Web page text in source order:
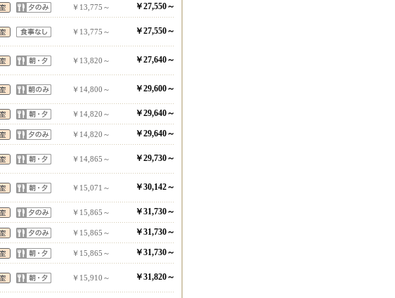
￥13,775～
￥27,550～
￥13,775～ ￥27,550～
￥13,820～ ￥27,640～
￥14,800～ ￥29,600～
￥14,820～ ￥29,640～
￥14,820～
￥29,640～
￥14,865～ ￥29,730～
￥15,071～ ￥30,142～
￥15,865～ ￥31,730～
￥15,865～ ￥31,730～
￥15,865～
￥31,730～
￥15,910～ ￥31,820～